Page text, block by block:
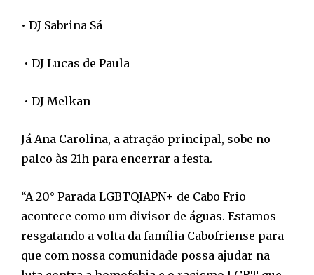
• DJ Sabrina Sá
• DJ Lucas de Paula
• DJ Melkan
Já Ana Carolina, a atração principal, sobe no
palco às 21h para encerrar a festa.
“A 20° Parada LGBTQIAPN+ de Cabo Frio
acontece como um divisor de águas. Estamos
resgatando a volta da família Cabofriense para
que com nossa comunidade possa ajudar na